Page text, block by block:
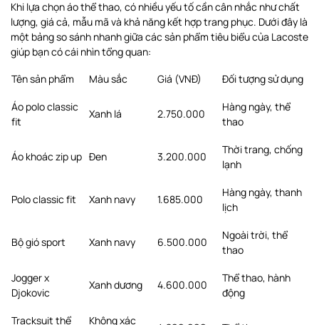
Khi lựa chọn áo thể thao, có nhiều yếu tố cần cân nhắc như chất
lượng, giá cả, mẫu mã và khả năng kết hợp trang phục. Dưới đây là
một bảng so sánh nhanh giữa các sản phẩm tiêu biểu của Lacoste
giúp bạn có cái nhìn tổng quan:
Tên sản phẩm
Màu sắc Giá (VNĐ) Đối tượng sử dụng
Áo polo classic
fit
Xanh lá 2.750.000
Hàng ngày, thể
thao
Áo khoác zip up Đen 3.200.000
Thời trang, chống
lạnh
Polo classic fit Xanh navy 1.685.000
Hàng ngày, thanh
lịch
Bộ gió sport Xanh navy 6.500.000
Ngoài trời, thể
thao
Jogger x
Djokovic
Xanh dương 4.600.000
Thể thao, hành
động
Tracksuit thể
Không xác